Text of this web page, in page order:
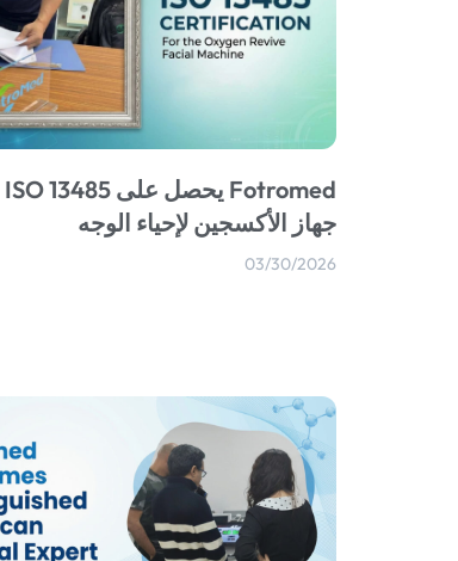
جهاز الأكسجين لإحياء الوجه
03/30/2026